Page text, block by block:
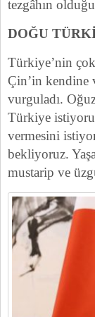
tezgâhın
DOĞU
Türkiye’nin
Çin’in kendine
vurguladı.
Türkiye
vermesini
bekliyoruz.
mustarip ve